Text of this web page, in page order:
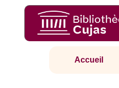
Accueil